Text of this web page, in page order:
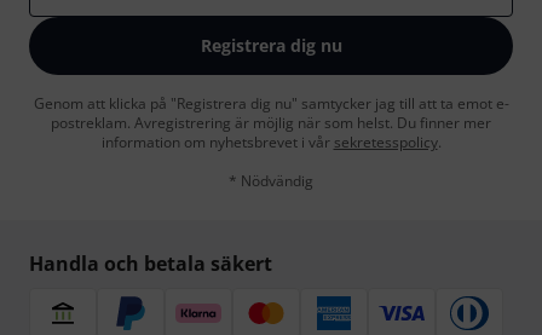
Registrera dig nu
Genom att klicka på "Registrera dig nu" samtycker jag till att ta emot e-
postreklam. Avregistrering är möjlig när som helst. Du finner mer
information om nyhetsbrevet i vår sekretesspolicy.
* Nödvändig
Handla och betala säkert